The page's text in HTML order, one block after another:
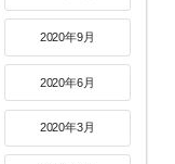
2020年9月
2020年6月
2020年3月